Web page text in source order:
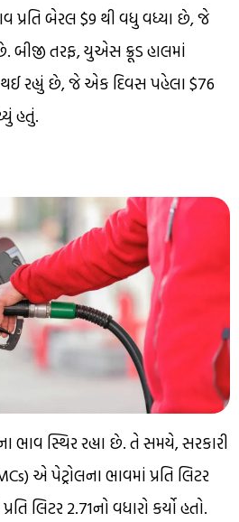
પ્રતિ બેરલ $9 થી વધુ વધ્યા છે, જે
બીજી તરફ, યુએસ ક્રૂડ હાલમાં
થઈ રહ્યું છે, જે એક દિવસ પહેલા $76
હતું.
ભાવ સ્થિર રહ્યા છે. તે સમયે, સરકારી
એ પેટ્રોલના ભાવમાં પ્રતિ લિટર
લિટર ₹2.71નો વધારો કર્યો હતો.